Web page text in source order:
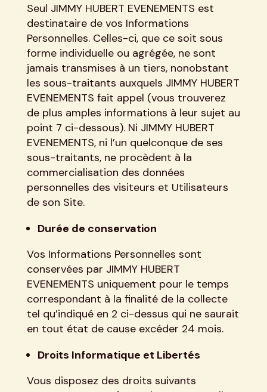
Seul JIMMY HUBERT EVENEMENTS est
destinataire de vos Informations
Personnelles. Celles-ci, que ce soit sous
forme individuelle ou agrégée, ne sont
jamais transmises à un tiers, nonobstant
les sous-traitants auxquels JIMMY HUBERT
EVENEMENTS fait appel (vous trouverez
de plus amples informations à leur sujet au
point 7 ci-dessous). Ni JIMMY HUBERT
EVENEMENTS, ni l’un quelconque de ses
sous-traitants, ne procèdent à la
commercialisation des données
personnelles des visiteurs et Utilisateurs
de son Site.
Durée de conservation
Vos Informations Personnelles sont
conservées par JIMMY HUBERT
EVENEMENTS uniquement pour le temps
correspondant à la finalité de la collecte
tel qu’indiqué en 2 ci-dessus qui ne saurait
en tout état de cause excéder 24 mois.
Droits Informatique et Libertés
Vous disposez des droits suivants